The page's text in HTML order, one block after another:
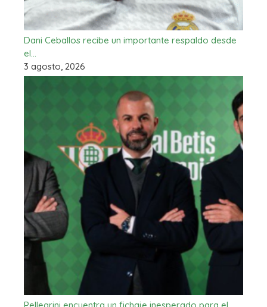
Dani Ceballos recibe un importante respaldo desde
el…
3 agosto, 2026